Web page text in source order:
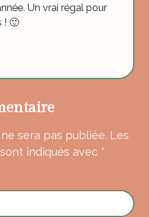
Un vrai régal pour
! 🙂
sera pas publiée. Les
indiqués avec *